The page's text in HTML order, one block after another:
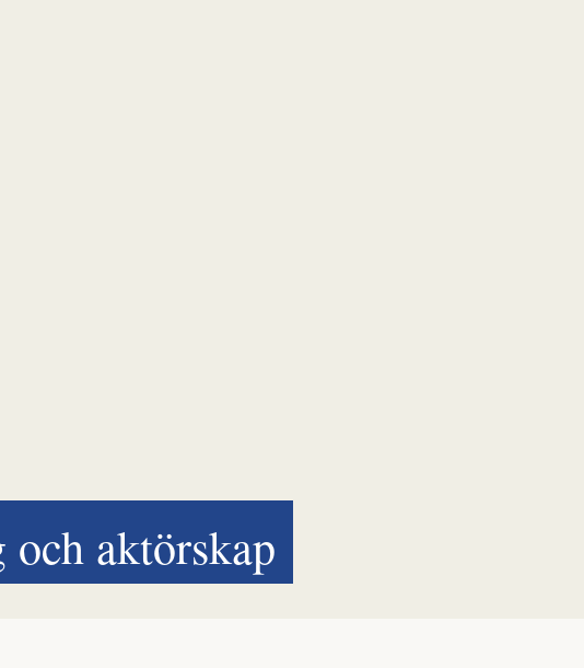
aktörskap